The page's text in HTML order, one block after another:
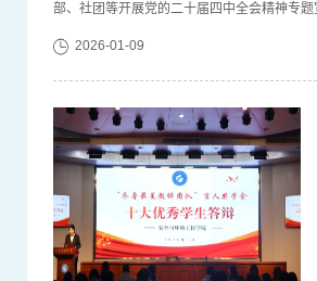
部、社团等开展党的二十届四中全会精神专
位、深刻领会“十五五”时期经济社会发展的
2026-01-09